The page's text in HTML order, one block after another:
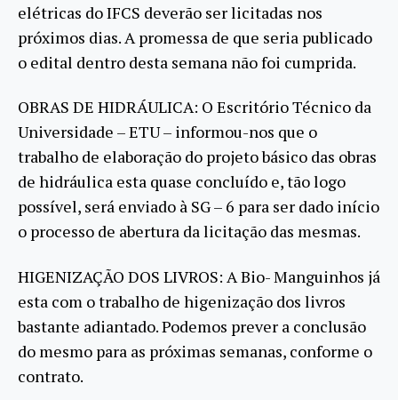
elétricas do IFCS deverão ser licitadas nos
próximos dias. A promessa de que seria publicado
o edital dentro desta semana não foi cumprida.
OBRAS DE HIDRÁULICA: O Escritório Técnico da
Universidade – ETU – informou-nos que o
trabalho de elaboração do projeto básico das obras
de hidráulica esta quase concluído e, tão logo
possível, será enviado à SG – 6 para ser dado início
o processo de abertura da licitação das mesmas.
HIGENIZAÇÃO DOS LIVROS: A Bio- Manguinhos já
esta com o trabalho de higenização dos livros
bastante adiantado. Podemos prever a conclusão
do mesmo para as próximas semanas, conforme o
contrato.